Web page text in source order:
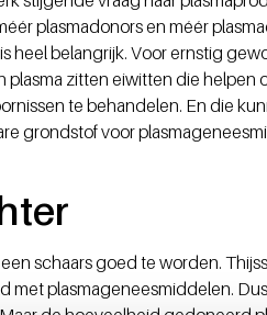
plasmadonors en méér
heel belangrijk. Voor ernstig
plasma zitten eiwitten die helpen
te behandelen. En die
grondstof voor
schaars goed te worden.
plasmageneesmiddelen.